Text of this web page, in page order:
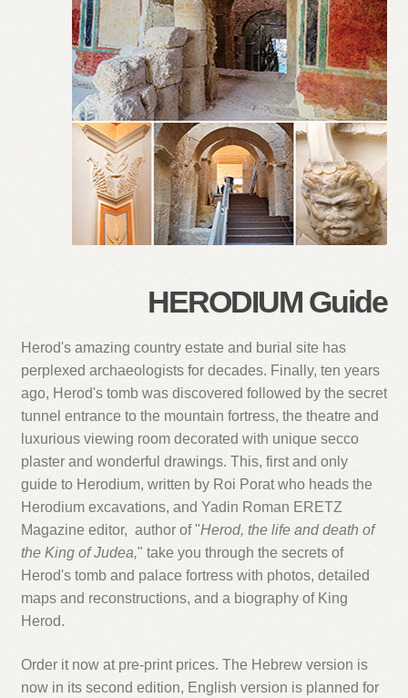
HERODIUM Guide
Herod's amazing country estate and burial site has
perplexed archaeologists for decades. Finally, ten years
ago, Herod's tomb was discovered followed by the secret
tunnel entrance to the mountain fortress, the theatre and
luxurious viewing room decorated with unique secco
plaster and wonderful drawings. This, first and only
guide to Herodium, written by Roi Porat who heads the
Herodium excavations, and Yadin Roman ERETZ
Magazine editor, author of "Herod, the life and death of
the King of Judea," take you through the secrets of
Herod's tomb and palace fortress with photos, detailed
maps and reconstructions, and a biography of King
Herod.
Order it now at pre-print prices. The Hebrew version is
now in its second edition, English version is planned for